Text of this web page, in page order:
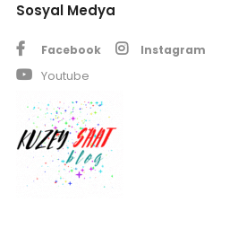
Sosyal Medya
Facebook Instagram
Youtube